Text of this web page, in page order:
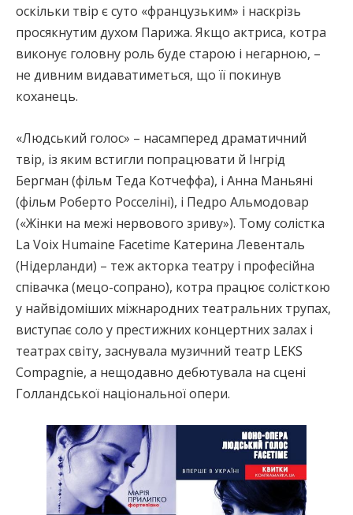
оскільки твір є суто «французьким» і наскрізь
просякнутим духом Парижа. Якщо актриса, котра
виконує головну роль буде старою і негарною, –
не дивним видаватиметься, що її покинув
коханець.
«Людський голос» – насамперед драматичний
твір, із яким встигли попрацювати й Інгрід
Бергман (фільм Теда Котчеффа), і Анна Маньяні
(фільм Роберто Росселіні), і Педро Альмодовар
(«Жінки на межі нервового зриву»). Тому солістка
La Voix Humaine Facetime Катерина Левенталь
(Нідерланди) – теж акторка театру і професійна
співачка (мецо-сопрано), котра працює солісткою
у найвідоміших міжнародних театральних трупах,
виступає соло у престижних концертних залах і
театрах світу, заснувала музичний театр LEKS
Compagnie, а нещодавно дебютувала на сцені
Голландської національної опери.